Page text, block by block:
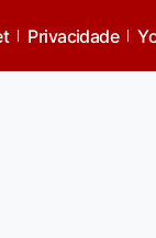
Privacidade